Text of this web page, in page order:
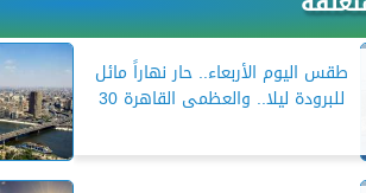
طقس اليوم الأربعاء.. حار نهاراً مائل
للبرودة ليلا.. والعظمى القاهرة 30